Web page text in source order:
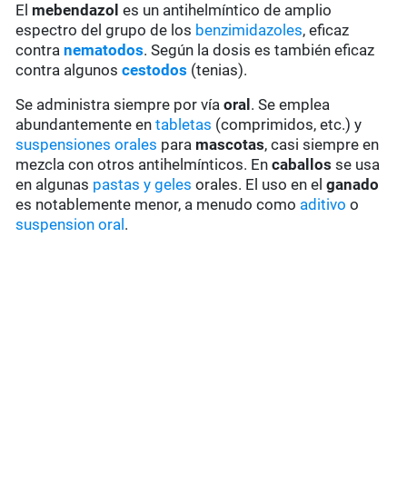
El mebendazol es un antihelmíntico de amplio
espectro del grupo de los benzimidazoles, eficaz
contranematodos. Según la dosis es también eficaz
contra algunoscestodos (tenias).
Se administra siempre por víaoral . Se emplea
abundantemente entabletas (comprimidos, etc.) y
suspensiones orales para mascotas, casi siempre en
mezcla con otros antihelmínticos. Encaballos se usa
en algunas pastas y geles orales. El uso en elganado
es notablemente menor, a menudo como aditivo o
suspension oral .